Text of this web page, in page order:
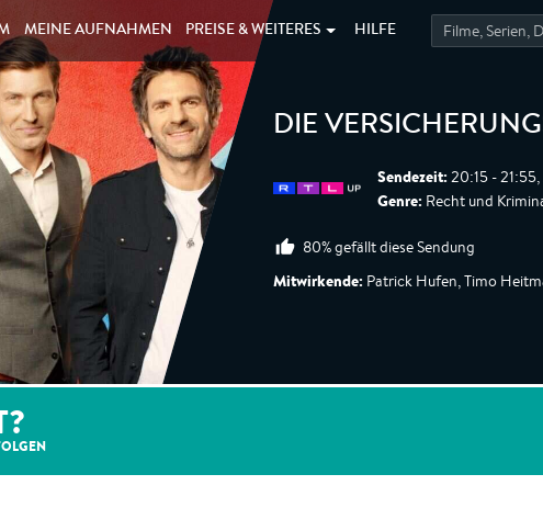
MEINE AUFNAHMEN PREISE & WEITERES HILFE
DIE
Sendezeit: 20:15 -
Genre: Recht und
80% gefällt diese Sendung
Mitwirkende: Patrick Hufen, Timo